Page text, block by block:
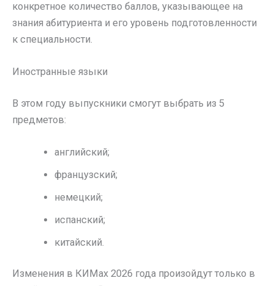
конкретное количество баллов, указывающее на
знания абитуриента и его уровень подготовленности
к специальности.
Иностранные языки
В этом году выпускники смогут выбрать из 5
предметов:
английский;
французский;
немецкий;
испанский;
китайский.
Изменения в КИМах 2026 года произойдут только в